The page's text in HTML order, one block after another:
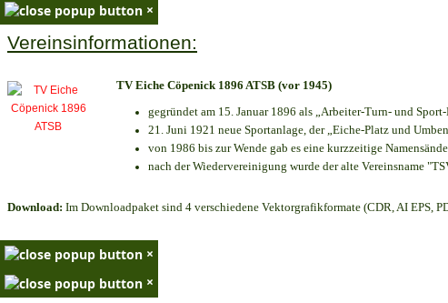
×
Vereinsinformationen:
TV Eiche Cöpenick 1896 ATSB (vor 1945)
gegründet am 15. Januar 1896 als „Arbeiter-Turn- und
21. Juni 1921 neue Sportanlage, der „Eiche-Platz und
von 1986 bis zur Wende gab es eine kurzzeitige
nach der Wiedervereinigung wurde der alte Vereinsname
Download: Im Downloadpaket sind 4 verschiedene Vektorgrafikformate (CDR, AI EPS,
×
×